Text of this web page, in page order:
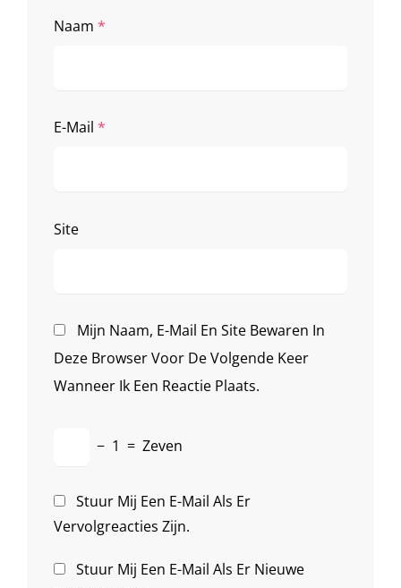
Naam *
E-Mail *
Site
Mijn Naam, E-Mail En Site Bewaren In
Deze Browser Voor De Volgende Keer
Wanneer Ik Een Reactie Plaats.
− 1 = Zeven
Stuur Mij Een E-Mail Als Er
Vervolgreacties Zijn.
Stuur Mij Een E-Mail Als Er Nieuwe